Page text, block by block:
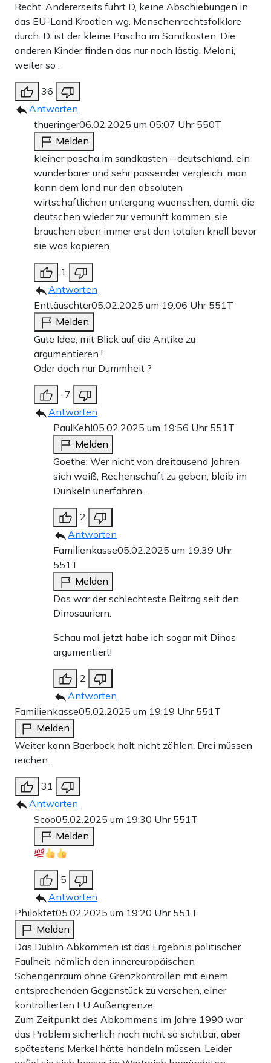
Recht. Andererseits führt D, keine Abschiebungen in
das EU-Land Kroatien wg. Menschenrechtsfolklore
durch. D. ist der kleine Pascha im Sandkasten, Die
anderen Kinder finden das nur noch lästig. Meloni,
weiter so .
36
Antworten
thueringer06.02.2025 um 05:07 Uhr 550T
Melden
kleiner pascha im sandkasten – deutschland. ein
wunderbarer und sehr passender vergleich. man
kann dem land nur den absoluten
wirtschaftlichen untergang wuenschen, damit die
deutschen wieder zur vernunft kommen. sie
brauchen eben immer erst den totalen knall bevor
sie was kapieren.
1
Antworten
Enttäuschter05.02.2025 um 19:06 Uhr 551T
Melden
Gute Idee, mit Blick auf die Antike zu
argumentieren !
Oder doch nur Dummheit ?
-7
Antworten
PaulKehl05.02.2025 um 19:56 Uhr 551T
Melden
Goethe: Wer nicht von dreitausend Jahren
sich weiß, Rechenschaft zu geben, bleib im
Dunkeln unerfahren….
2
Antworten
Familienkasse05.02.2025 um 19:39 Uhr
551T
Melden
Das war der schlechteste Beitrag seit den
Dinosauriern.
Schau mal, jetzt habe ich sogar mit Dinos
argumentiert!
2
Antworten
Familienkasse05.02.2025 um 19:19 Uhr 551T
Melden
Weiter kann Baerbock halt nicht zählen. Drei müssen
reichen.
31
Antworten
Scoo05.02.2025 um 19:30 Uhr 551T
Melden
5
Antworten
Philoktet05.02.2025 um 19:20 Uhr 551T
Melden
Das Dublin Abkommen ist das Ergebnis politischer
Faulheit, nämlich den innereuropäischen
Schengenraum ohne Grenzkontrollen mit einem
entsprechenden Gegenstück zu versehen, einer
kontrollierten EU Außengrenze.
Zum Zeitpunkt des Abkommens im Jahre 1990 war
das Problem sicherlich noch nicht so sichtbar, aber
spätestens Merkel hätte handeln müssen. Leider